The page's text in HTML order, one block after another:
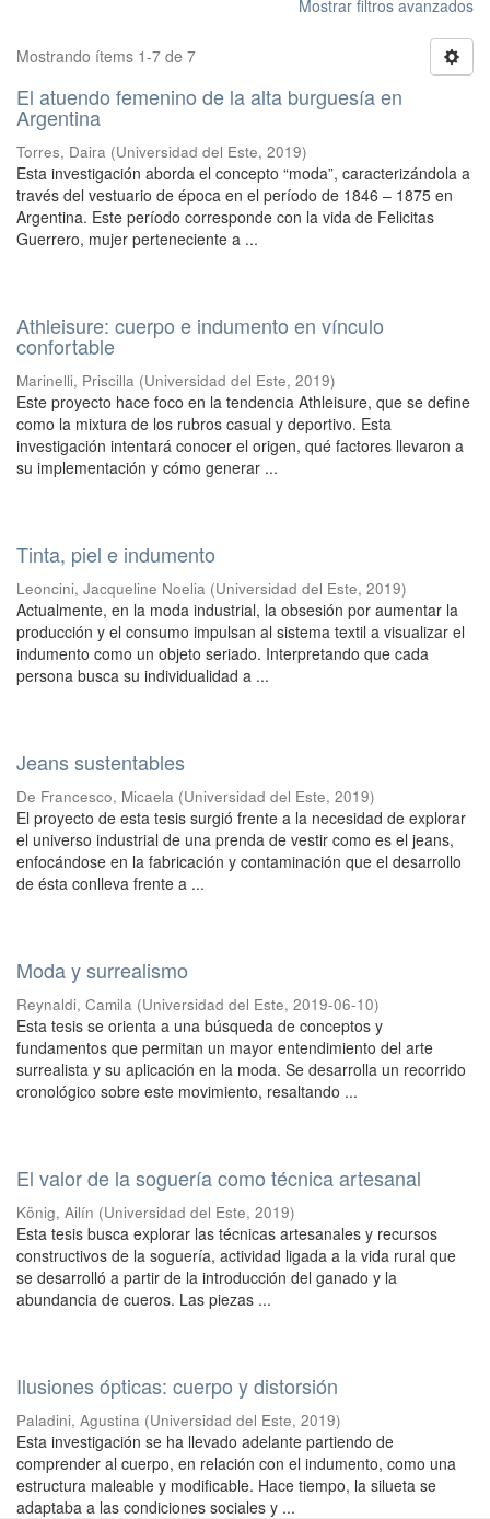
Mostrar filtros avanzados
Mostrando ítems 1-7 de 7
El atuendo femenino de la alta burguesía en
Argentina
Torres, Daira (Universidad del Este, 2019)
Esta investigación aborda el concepto “moda”, caracterizándola a
través del vestuario de época en el período de 1846 – 1875 en
Argentina. Este período corresponde con la vida de Felicitas
Guerrero, mujer perteneciente a ...
Athleisure: cuerpo e indumento en vínculo
confortable
Marinelli, Priscilla (Universidad del Este, 2019)
Este proyecto hace foco en la tendencia Athleisure, que se define
como la mixtura de los rubros casual y deportivo. Esta
investigación intentará conocer el origen, qué factores llevaron a
su implementación y cómo generar ...
Tinta, piel e indumento
Leoncini, Jacqueline Noelia (Universidad del Este, 2019)
Actualmente, en la moda industrial, la obsesión por aumentar la
producción y el consumo impulsan al sistema textil a visualizar el
indumento como un objeto seriado. Interpretando que cada
persona busca su individualidad a ...
Jeans sustentables
De Francesco, Micaela (Universidad del Este, 2019)
El proyecto de esta tesis surgió frente a la necesidad de explorar
el universo industrial de una prenda de vestir como es el jeans,
enfocándose en la fabricación y contaminación que el desarrollo
de ésta conlleva frente a ...
Moda y surrealismo
Reynaldi, Camila (Universidad del Este, 2019-06-10)
Esta tesis se orienta a una búsqueda de conceptos y
fundamentos que permitan un mayor entendimiento del arte
surrealista y su aplicación en la moda. Se desarrolla un recorrido
cronológico sobre este movimiento, resaltando ...
El valor de la soguería como técnica artesanal
König, Ailín (Universidad del Este, 2019)
Esta tesis busca explorar las técnicas artesanales y recursos
constructivos de la soguería, actividad ligada a la vida rural que
se desarrolló a partir de la introducción del ganado y la
abundancia de cueros. Las piezas ...
Ilusiones ópticas: cuerpo y distorsión
Paladini, Agustina (Universidad del Este, 2019)
Esta investigación se ha llevado adelante partiendo de
comprender al cuerpo, en relación con el indumento, como una
estructura maleable y modificable. Hace tiempo, la silueta se
adaptaba a las condiciones sociales y ...